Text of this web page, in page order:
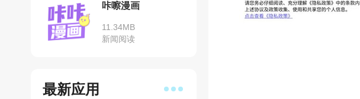
咔嚓漫画
11.34MB
新闻阅读
最新应用